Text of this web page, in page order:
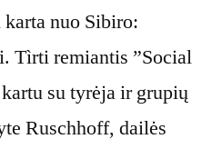
nuo Sibiro:
Tìrti remiantis ”Social
su tyrėja ir grupių
Ruschhoff, dailės